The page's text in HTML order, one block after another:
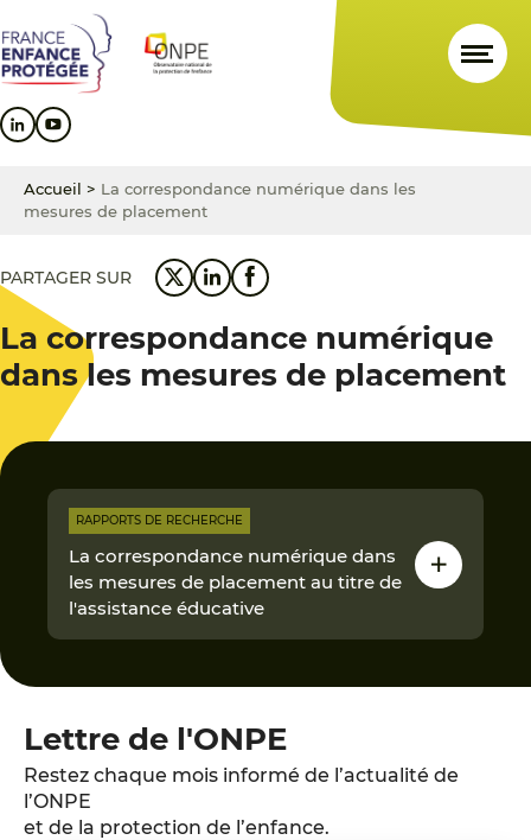
au
contenu
principal
au
menu
principal
au
pied
de
Accueil > La correspondance numérique dans les
mesures de placement
PARTAGER SUR
La correspondance numérique
dans les mesures de placement
RAPPORTS DE RECHERCHE
La correspondance numérique dans
les mesures de placement au titre de
l'assistance éducative
Lettre de l'ONPE
Restez chaque mois informé de l’actualité de
l’ONPE
et de la protection de l’enfance.